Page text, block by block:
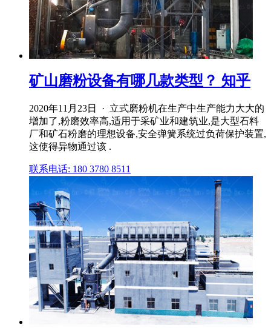
矿山磨粉设备有哪几款类型？ 知乎
2020年11月23日 · 立式磨粉机在生产中生产能力大大的
增加了,粉磨效率高,适用于采矿业和建筑业,是大型石料
厂和矿石粉磨的理想设备,安全弹簧系统过负荷保护装置,
这使得异物通过该 .
联系电话: 180 3780 8511